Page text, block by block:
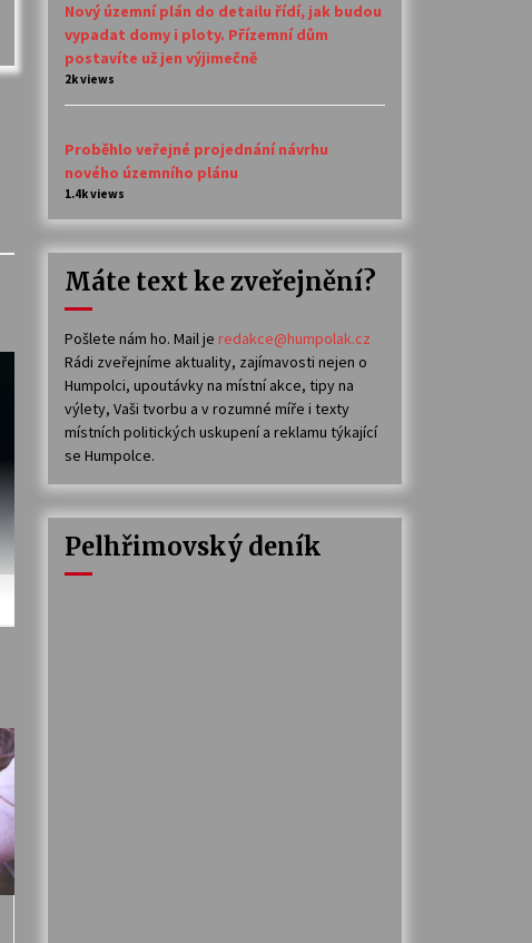
Nový územní plán do detailu řídí, jak budou
vypadat domy i ploty. Přízemní dům
postavíte už jen výjimečně
2k views
Proběhlo veřejné projednání návrhu
nového územního plánu
1.4k views
Máte text ke zveřejnění?
Pošlete nám ho. Mail je redakce@humpolak.cz
Rádi zveřejníme aktuality, zajímavosti nejen o
Humpolci, upoutávky na místní akce, tipy na
výlety, Vaši tvorbu a v rozumné míře i texty
místních politických uskupení a reklamu týkající
se Humpolce.
Pelhřimovský deník